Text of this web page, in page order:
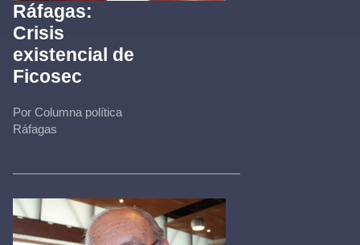
Ráfagas:
Crisis
existencial de
Ficosec
Por Columna política
Ráfagas